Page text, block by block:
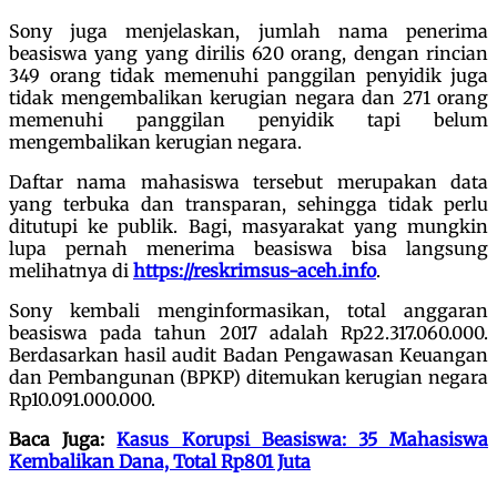
Sony juga menjelaskan, jumlah nama penerima
beasiswa yang yang dirilis 620 orang, dengan rincian
349 orang tidak memenuhi panggilan penyidik juga
tidak mengembalikan kerugian negara dan 271 orang
memenuhi panggilan penyidik tapi belum
mengembalikan kerugian negara.
Daftar nama mahasiswa tersebut merupakan data
yang terbuka dan transparan, sehingga tidak perlu
ditutupi ke publik. Bagi, masyarakat yang mungkin
lupa pernah menerima beasiswa bisa langsung
melihatnya di https://reskrimsus-aceh.info.
Sony kembali menginformasikan, total anggaran
beasiswa pada tahun 2017 adalah Rp22.317.060.000.
Berdasarkan hasil audit Badan Pengawasan Keuangan
dan Pembangunan (BPKP) ditemukan kerugian negara
Rp10.091.000.000.
Baca Juga:Kasus Korupsi Beasiswa: 35 Mahasiswa
Kembalikan Dana, Total Rp801 Juta